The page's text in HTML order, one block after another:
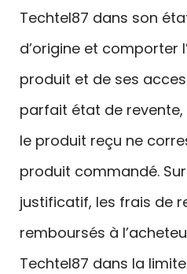
Techtel87 dans son
d’origine et comporter
produit et de ses
parfait état de
le produit reçu ne
produit commandé.
justificatif, les frais de
remboursés à
Techtel87 dans la